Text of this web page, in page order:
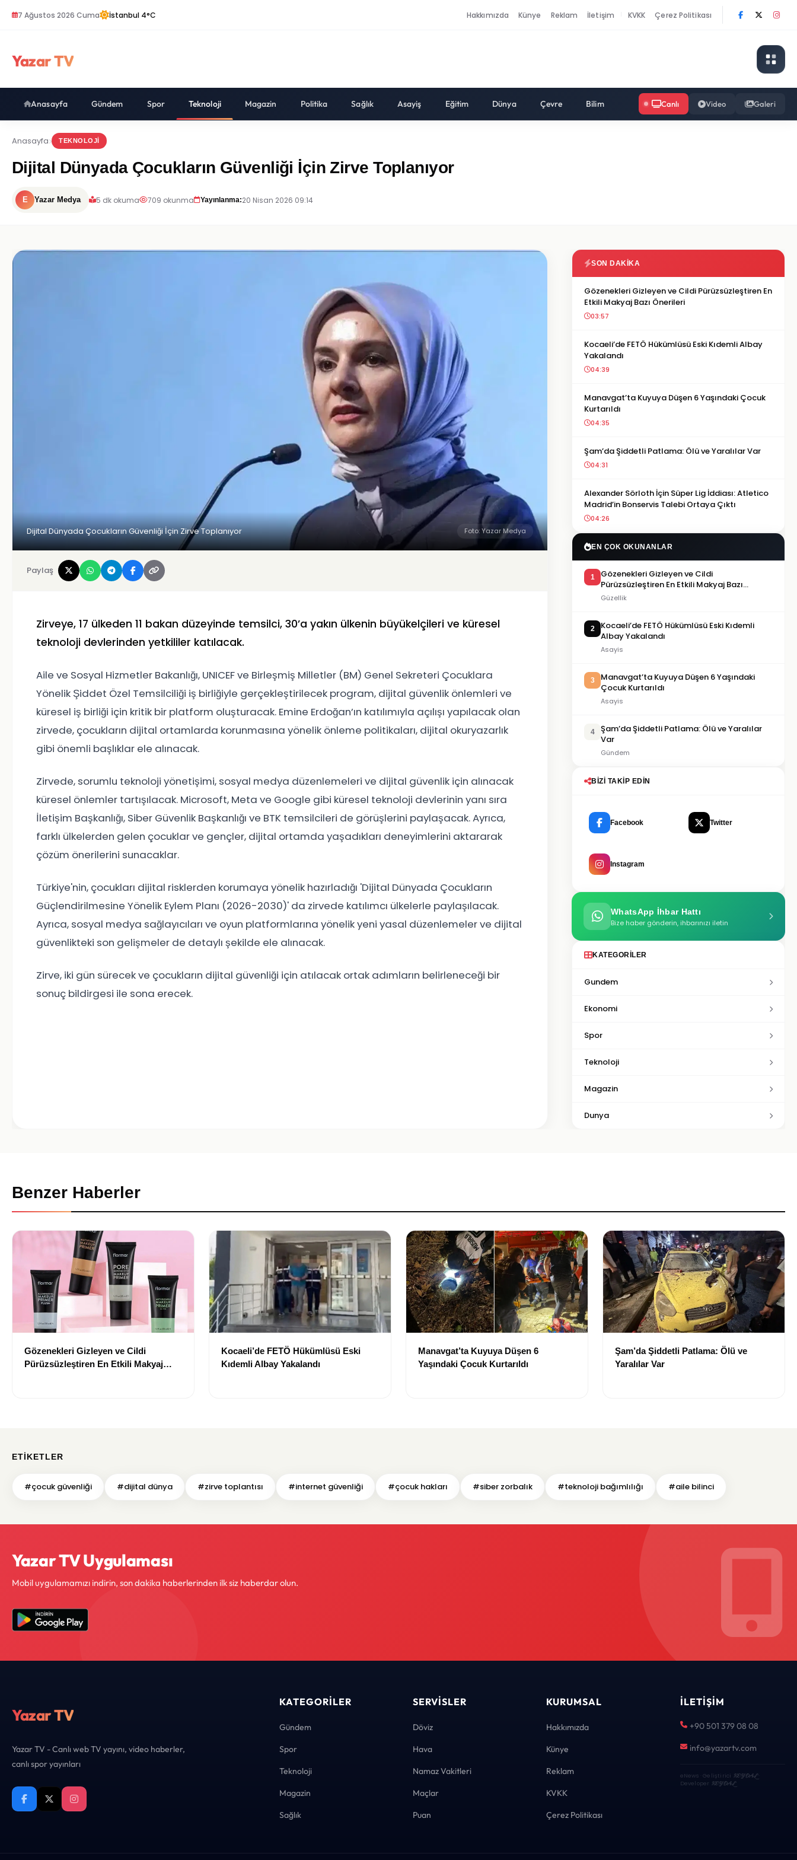
7 Ağustos 2026 Cuma İstanbul 4°C Hakkımızda Künye Reklam İletişim KVKK Çerez Politikası
Yazar TV
Anasayfa Gündem Spor Teknoloji Magazin Politika Sağlık Asayiş Eğitim Dünya Çevre Bilim Canlı Video Galeri
Anasayfa TEKNOLOJI
Dijital Dünyada Çocukların Güvenliği İçin Zirve Toplanıyor
E Yazar Medya 5 dk okuma 709 okunma Yayınlanma:20 Nisan 2026 09:14
Dijital Dünyada Çocukların Güvenliği İçin Zirve Toplanıyor Foto: Yazar Medya
Paylaş
Zirveye, 17 ülkeden 11 bakan düzeyinde temsilci, 30’a yakın ülkenin büyükelçileri ve küresel
teknoloji devlerinden yetkililer katılacak.
Aile ve Sosyal Hizmetler Bakanlığı, UNICEF ve Birleşmiş Milletler (BM) Genel Sekreteri Çocuklara
Yönelik Şiddet Özel Temsilciliği iş birliğiyle gerçekleştirilecek program, dijital güvenlik önlemleri ve
küresel iş birliği için kritik bir platform oluşturacak. Emine Erdoğan’ın katılımıyla açılışı yapılacak olan
zirvede, çocukların dijital ortamlarda korunmasına yönelik önleme politikaları, dijital okuryazarlık
gibi önemli başlıklar ele alınacak.
Zirvede, sorumlu teknoloji yönetişimi, sosyal medya düzenlemeleri ve dijital güvenlik için alınacak
küresel önlemler tartışılacak. Microsoft, Meta ve Google gibi küresel teknoloji devlerinin yanı sıra
İletişim Başkanlığı, Siber Güvenlik Başkanlığı ve BTK temsilcileri de görüşlerini paylaşacak. Ayrıca,
farklı ülkelerden gelen çocuklar ve gençler, dijital ortamda yaşadıkları deneyimlerini aktararak
çözüm önerilerini sunacaklar.
Türkiye'nin, çocukları dijital risklerden korumaya yönelik hazırladığı 'Dijital Dünyada Çocukların
Güçlendirilmesine Yönelik Eylem Planı (2026-2030)' da zirvede katılımcı ülkelerle paylaşılacak.
Ayrıca, sosyal medya sağlayıcıları ve oyun platformlarına yönelik yeni yasal düzenlemeler ve dijital
güvenlikteki son gelişmeler de detaylı şekilde ele alınacak.
Zirve, iki gün sürecek ve çocukların dijital güvenliği için atılacak ortak adımların belirleneceği bir
sonuç bildirgesi ile sona erecek.
SON DAKIKA
Gözenekleri Gizleyen ve Cildi Pürüzsüzleştiren En
Etkili Makyaj Bazı Önerileri
03:57
Kocaeli’de FETÖ Hükümlüsü Eski Kıdemli Albay
Yakalandı
04:39
Manavgat’ta Kuyuya Düşen 6 Yaşındaki Çocuk
Kurtarıldı
04:35
Şam’da Şiddetli Patlama: Ölü ve Yaralılar Var
04:31
Alexander Sörloth İçin Süper Lig İddiası: Atletico
Madrid’in Bonservis Talebi Ortaya Çıktı
04:26
EN ÇOK OKUNANLAR
1
Gözenekleri Gizleyen ve Cildi
Pürüzsüzleştiren En Etkili Makyaj Bazı
Önerileri
Güzellik
2
Kocaeli’de FETÖ Hükümlüsü Eski Kıdemli
Albay Yakalandı
Asayis
3
Manavgat’ta Kuyuya Düşen 6 Yaşındaki
Çocuk Kurtarıldı
Asayis
4
Şam’da Şiddetli Patlama: Ölü ve Yaralılar
Var
Gündem
BIZI TAKIP EDIN
Facebook Twitter
Instagram
WhatsApp İhbar Hattı
Bize haber gönderin, ihbarınızı iletin
KATEGORILER
Gundem
Ekonomi
Spor
Teknoloji
Magazin
Dunya
Benzer Haberler
Gözenekleri Gizleyen ve Cildi
Pürüzsüzleştiren En Etkili Makyaj
Kocaeli’de FETÖ Hükümlüsü Eski
Kıdemli Albay Yakalandı
Manavgat’ta Kuyuya Düşen 6
Yaşındaki Çocuk Kurtarıldı
Şam’da Şiddetli Patlama: Ölü ve
Yaralılar Var
ETIKETLER
#çocuk güvenliği #dijital dünya #zirve toplantısı #internet güvenliği #çocuk hakları #siber zorbalık #teknoloji bağımlılığı #aile bilinci
Yazar TV Uygulaması
Mobil uygulamamızı indirin, son dakika haberlerinden ilk siz haberdar olun.
Yazar TV
Yazar TV - Canlı web TV yayını, video haberler,
canlı spor yayınları
KATEGORILER
Gündem
Spor
Teknoloji
Magazin
Sağlık
SERVISLER
Döviz
Hava
Namaz Vakitleri
Maçlar
Puan
KURUMSAL
Hakkımızda
Künye
Reklam
KVKK
Çerez Politikası
İLETIŞIM
+90 501 379 08 08
info@yazartv.com
eNews · Geliştirici KEYDAL·
Developer KEYDAL